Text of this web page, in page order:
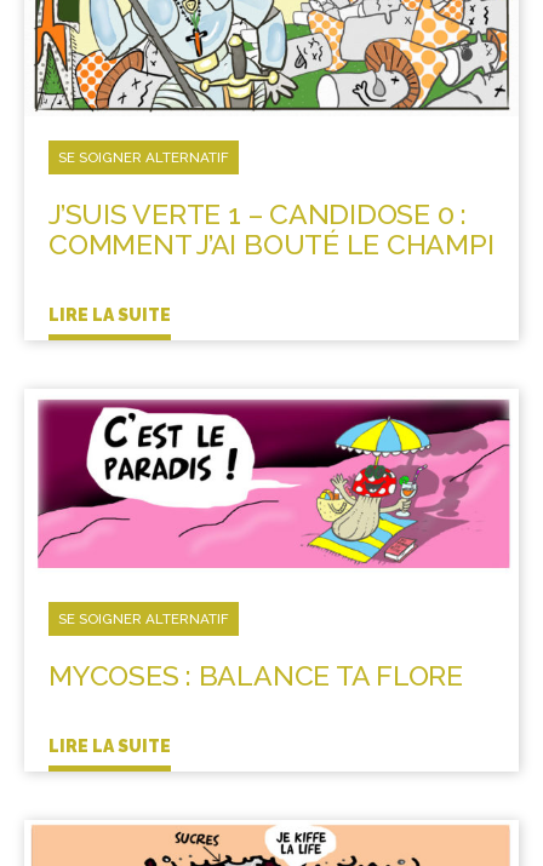
SE SOIGNER ALTERNATIF
J’SUIS VERTE 1 – CANDIDOSE 0 :
COMMENT J’AI BOUTÉ LE CHAMPI
LIRE LA SUITE
SE SOIGNER ALTERNATIF
MYCOSES : BALANCE TA FLORE
LIRE LA SUITE